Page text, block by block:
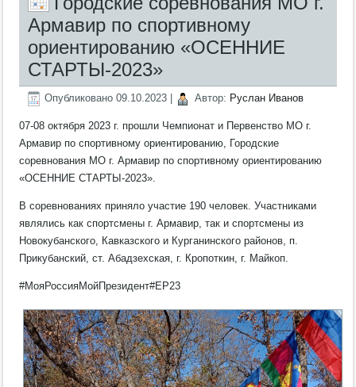
Армавир по спортивному
ориентированию «ОСЕННИЕ
СТАРТЫ-2023»
Опубликовано 09.10.2023 Автор: Руслан Иванов
07-08 октября 2023 г. прошли Чемпионат и Первенство МО г.
Армавир по спортивному ориентированию, Городские
соревнования МО г. Армавир по спортивному ориентированию
«ОСЕННИЕ СТАРТЫ-2023».
В соревнованиях приняло участие 190 человек. Участниками
являлись как спортсмены г. Армавир, так и спортсмены из
Новокубанского, Кавказского и Курганинского районов, п.
Прикубанский, ст. Абадзехская, г. Кропоткин, г. Майкоп.
#МояРоссияМойПрезидент#ЕР23